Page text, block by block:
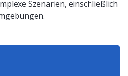
Szenarien, einschließlich